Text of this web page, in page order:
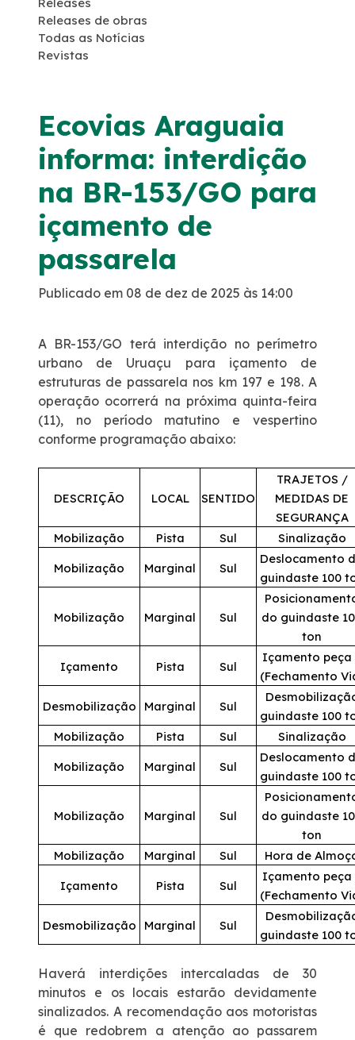
Socorro Médico
Estatística de acidentes
Notícias
Sustentabilidade
Compromisso de Regularização Ambiental
Compromissos Voluntários ESG
Atendimento
0800
Fale Conosco
Dúvidas
Fornecedores
WhatsApp
Releases de obras
Todas as Notícias
Revistas
Ecovias Araguaia
informa: interdição
na BR-153/GO para
içamento de
passarela
Publicado em 08 de dez de 2025 às 14:00
A BR-153/GO terá interdição no perímetro
urbano de Uruaçu para içamento de
estruturas de passarela nos km 197 e 198. A
operação ocorrerá na próxima quinta-feira
(11), no período matutino e vespertino
conforme programação abaixo:
DESCRIÇÃO LOCAL SENTIDO
TRAJETOS /
MEDIDAS DE
SEGURANÇA
Mobilização
Pista Sul
Sinalização
Mobilização
Marginal Sul
Deslocamento
guindaste 100
Mobilização Marginal Sul
do guindaste
ton
Içamento
Pista Sul
Içamento peça
(Fechamento
Desmobilização
Marginal Sul
guindaste 100
Mobilização
Pista Sul
Sinalização
Mobilização
Marginal Sul
Deslocamento
guindaste 100
Mobilização Marginal Sul
do guindaste
ton
Mobilização
Marginal Sul
Hora de
Içamento
Pista Sul
Içamento peça
(Fechamento
Desmobilização
Marginal Sul
guindaste 100
Haverá interdições intercaladas de 30
minutos e os locais estarão devidamente
sinalizados. A recomendação aos motoristas
é que redobrem a atenção ao passarem